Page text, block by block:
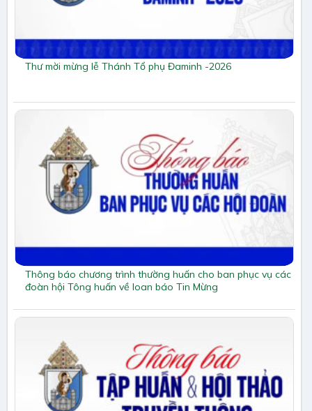
Thư mời mừng lễ Thánh Tổ phụ Đaminh -2026
Thông báo chương trình thường huấn cho ban phục vụ các
đoàn hội Tông huấn về loan báo Tin Mừng